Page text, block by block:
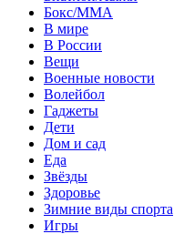
Бокс/MMA
В мире
В России
Вещи
Военные новости
Волейбол
Гаджеты
Дети
Дом и сад
Еда
Звёзды
Здоровье
Зимние виды спорта
Игры